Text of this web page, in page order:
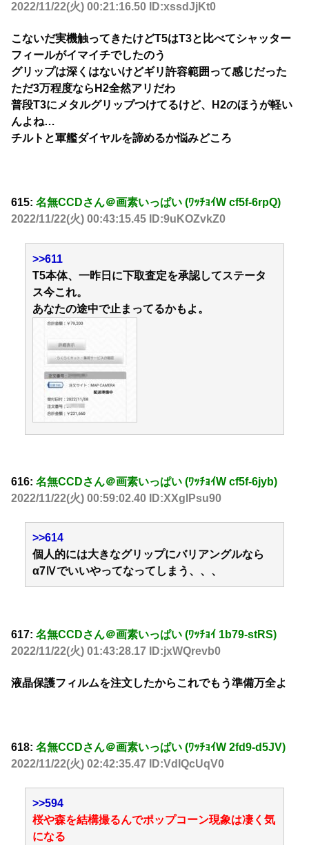
2022/11/22(火) 00:21:16.50 ID:xssdJjKt0
こないだ実機触ってきたけどT5はT3と比べてシャッター
フィールがイマイチでしたのう
グリップは深くはないけどギリ許容範囲って感じだった
ただ3万程度ならH2全然アリだわ
普段T3にメタルグリップつけてるけど、H2のほうが軽い
んよね…
チルトと軍艦ダイヤルを諦めるか悩みどころ
615: 名無CCDさん＠画素いっぱい (ﾜｯﾁｮｲW cf5f-6rpQ)
2022/11/22(火) 00:43:15.45 ID:9uKOZvkZ0
>>611
T5本体、一昨日に下取査定を承認してステータ
ス今これ。
あなたの途中で止まってるかもよ。
616: 名無CCDさん＠画素いっぱい (ﾜｯﾁｮｲW cf5f-6jyb)
2022/11/22(火) 00:59:02.40 ID:XXglPsu90
>>614
個人的には大きなグリップにバリアングルなら
α7Ⅳでいいやってなってしまう、、、
617: 名無CCDさん＠画素いっぱい (ﾜｯﾁｮｲ 1b79-stRS)
2022/11/22(火) 01:43:28.17 ID:jxWQrevb0
液晶保護フィルムを注文したからこれでもう準備万全よ
618: 名無CCDさん＠画素いっぱい (ﾜｯﾁｮｲW 2fd9-d5JV)
2022/11/22(火) 02:42:35.47 ID:VdIQcUqV0
>>594
桜や森を結構撮るんでポップコーン現象は凄く気
になる